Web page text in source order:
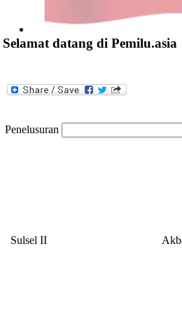
Selamat datang di Pemilu.asia
Penelusuran
Sulsel II